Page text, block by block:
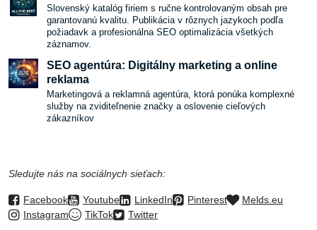
Slovenský katalóg firiem s ručne kontrolovaným obsah pre
garantovanú kvalitu. Publikácia v rôznych jazykoch podľa
požiadavk a profesionálna SEO optimalizácia všetkých
záznamov.
SEO agentúra: Digitálny marketing a online
reklama
Marketingová a reklamná agentúra, ktorá ponúka komplexné
služby na zviditeľnenie značky a oslovenie cieľových
zákazníkov
Sledujte nás na sociálnych sieťach:
Facebook Youtube LinkedIn Pinterest
Melds.eu
Instagram
TikTok Twitter